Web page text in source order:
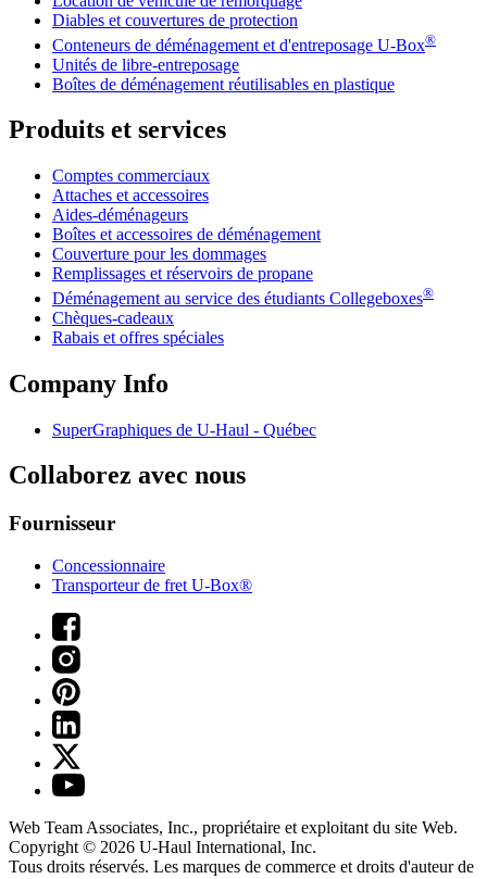
Diables et couvertures de protection
Conteneurs de déménagement et d'entreposage U-Box®
Unités de libre-entreposage
Boîtes de déménagement réutilisables en plastique
Produits et services
Comptes commerciaux
Attaches et accessoires
Aides-déménageurs
Boîtes et accessoires de déménagement
Couverture pour les dommages
Remplissages et réservoirs de propane
Déménagement au service des étudiants Collegeboxes®
Chèques-cadeaux
Rabais et offres spéciales
Company Info
SuperGraphiques de U-Haul - Québec
Collaborez avec nous
Fournisseur
Concessionnaire
Transporteur de fret U-Box®
Web Team Associates, Inc., propriétaire et exploitant du site Web.
Copyright © 2026 U-Haul International, Inc.
Tous droits réservés. Les marques de commerce et droits d'auteur de